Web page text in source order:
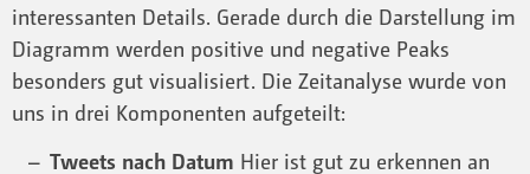
interessanten Details. Gerade durch die Darstellung im
Diagramm werden positive und negative Peaks
besonders gut visualisiert. Die Zeitanalyse wurde von
uns in drei Komponenten aufgeteilt:
Tweets nach Datum Hier ist gut zu erkennen an